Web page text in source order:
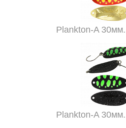
Plankton-A
Plankton-A